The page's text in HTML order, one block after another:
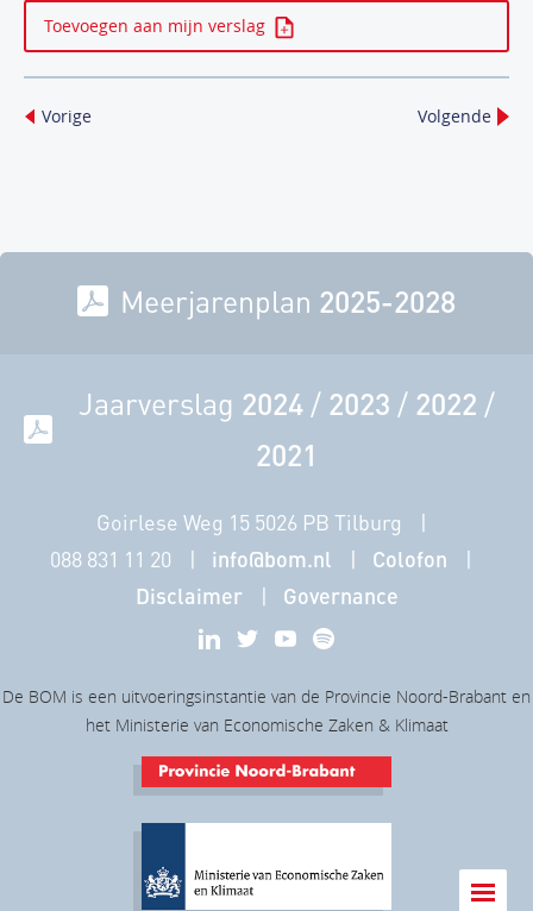
Toevoegen aan mijn verslag
Vorige Volgende
Meerjarenplan 2025-2028
Jaarverslag 2024/ 2023 / 2022 /
2021
Goirlese Weg 15 5026 PB Tilburg
088 831 11 20
info@bom.nl
Colofon
Disclaimer
Governance
De BOM is een uitvoeringsinstantie van de Provincie Noord-Brabant en
het Ministerie van Economische Zaken & Klimaat